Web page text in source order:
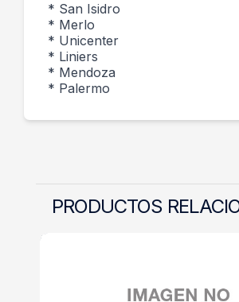
* San Isidro
* Merlo
* Unicenter
* Liniers
* Mendoza
* Palermo
PRODUCTOS